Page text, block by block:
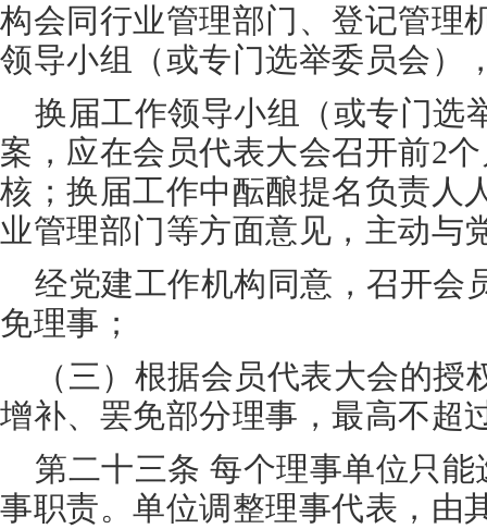
构会同行业管理部门、登记管理
领导小组（或专门选举委员会）
换届工作领导小组（或专门选
案，应在会员代表大会召开前2
核；换届工作中酝酿提名负责人
业管理部门等方面意见，主动与
经党建工作机构同意，召开会
免理事；
（三）根据会员代表大会的
增补、罢免部分理事，最高不超
第二十三条 每个理事单位只
事职责。单位调整理事代表，由